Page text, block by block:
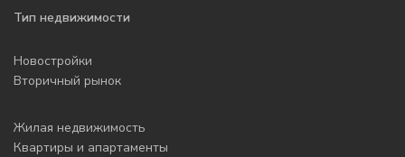
Тип недвижимости
Новостройки
Вторичный рынок
Жилая недвижимость
Квартиры и апартаменты